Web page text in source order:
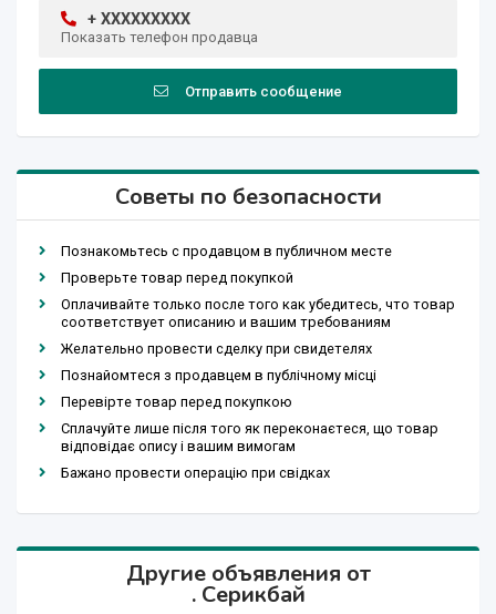
+ XXXXXXXXX
Показать телефон продавца
Отправить сообщение
Советы по безопасности
Познакомьтесь с продавцом в публичном месте
Проверьте товар перед покупкой
Оплачивайте только после того как убедитесь, что товар
соответствует описанию и вашим требованиям
Желательно провести сделку при свидетелях
Познайомтеся з продавцем в публічному місці
Перевірте товар перед покупкою
Сплачуйте лише після того як переконаєтеся, що товар
відповідає опису і вашим вимогам
Бажано провести операцію при свідках
Другие объявления от
. Серикбай